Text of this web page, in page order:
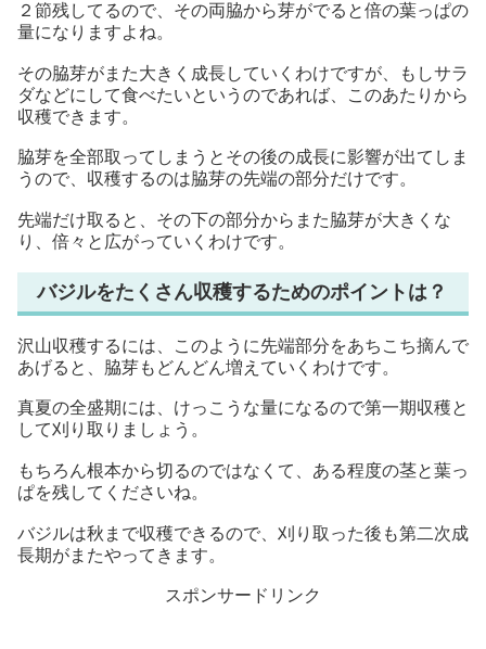
２節残してるので、その両脇から芽がでると倍の葉っぱの
量になりますよね。
その脇芽がまた大きく成長していくわけですが、もしサラ
ダなどにして食べたいというのであれば、このあたりから
収穫できます。
脇芽を全部取ってしまうとその後の成長に影響が出てしま
うので、収穫するのは脇芽の先端の部分だけです。
先端だけ取ると、その下の部分からまた脇芽が大きくな
り、倍々と広がっていくわけです。
バジルをたくさん収穫するためのポイントは？
沢山収穫するには、このように先端部分をあちこち摘んで
あげると、脇芽もどんどん増えていくわけです。
真夏の全盛期には、けっこうな量になるので第一期収穫と
して刈り取りましょう。
もちろん根本から切るのではなくて、ある程度の茎と葉っ
ぱを残してくださいね。
バジルは秋まで収穫できるので、刈り取った後も第二次成
長期がまたやってきます。
スポンサードリンク